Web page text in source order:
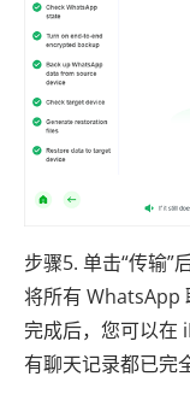
步骤5. 单击“传输”
将所有 WhatsApp
完成后，您可以在
有聊天记录都已完